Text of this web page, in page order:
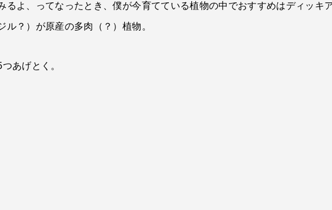
るよ、ってなったとき、僕が今育てている植物の中でおすすめはディッキ
ル？）が原産の多肉（？）植物。
あげとく。